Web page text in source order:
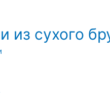
из сухого